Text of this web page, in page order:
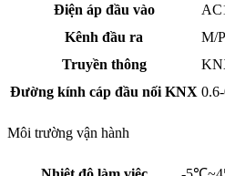
Điện áp đầu vào
Kênh đầu ra
M/
Truyền thông
Đường kính cáp đầu nối KNX
Môi trường vận hành